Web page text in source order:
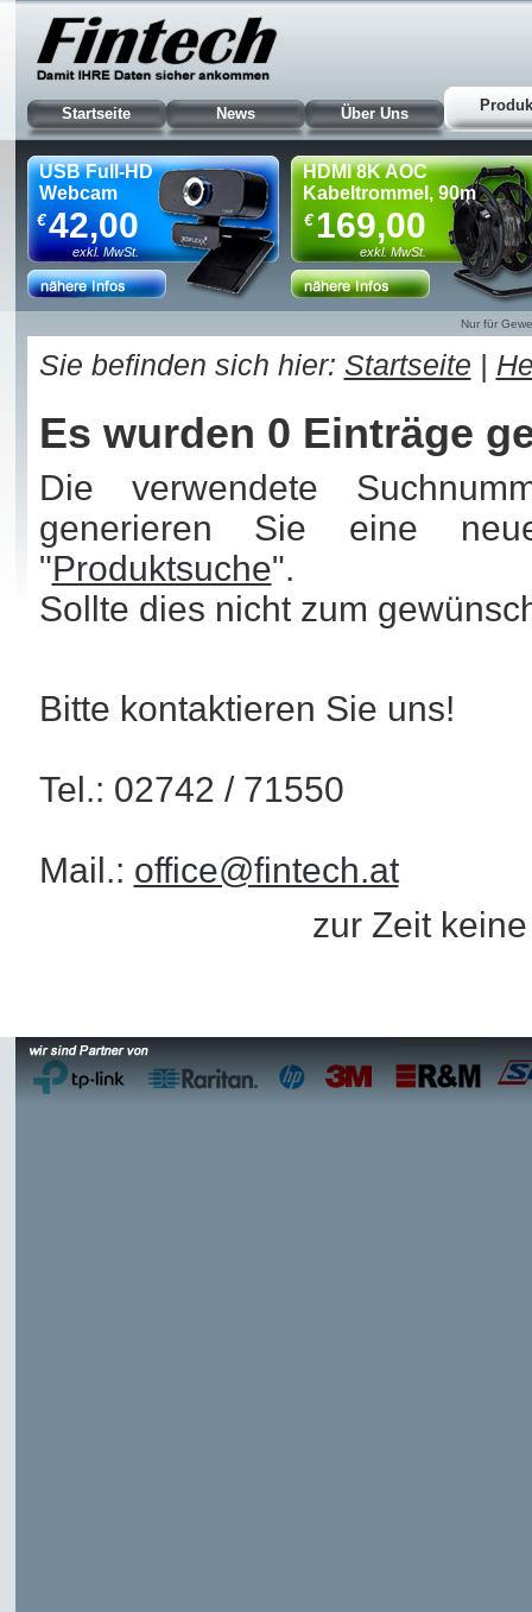
Startseite News Über Uns
USB Full-HD
Webcam
42,00
€
exkl. MwSt.
HDMI 8K AOC
Kabeltrommel, 90m
169,00
€
exkl. MwSt.
Nur für
Sie befinden sich hier: Startseite |
Es wurden 0 Einträge
Die verwendete
generieren Sie eine
"Produktsuche".
Sollte dies nicht zum
Bitte kontaktieren Sie uns!
Tel.: 02742 / 71550
Mail.: office@fintech.at
zur Zeit